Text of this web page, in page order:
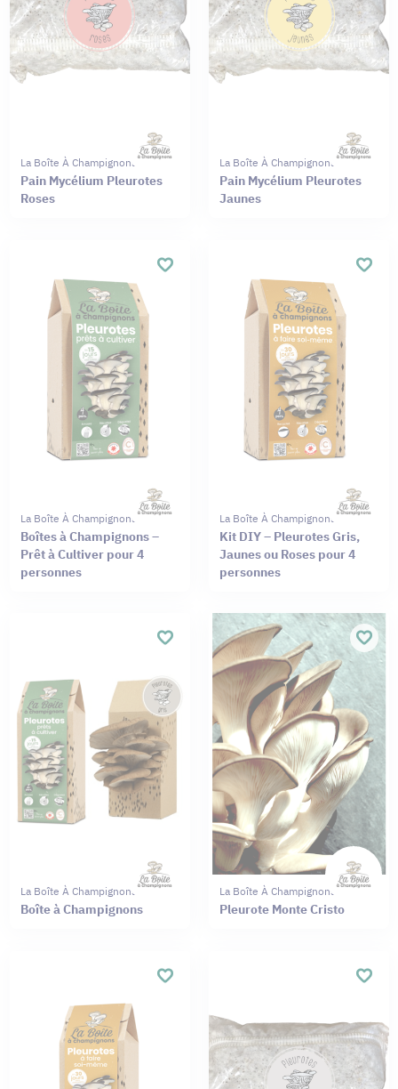
La Boîte À Champignons
Pain Mycélium Pleurotes
Roses
La Boîte À Champignons
Pain Mycélium Pleurotes
Jaunes
La Boîte À Champignons
Boîtes à Champignons –
Prêt à Cultiver pour 4
personnes
La Boîte À Champignons
Kit DIY – Pleurotes Gris,
Jaunes ou Roses pour 4
personnes
La Boîte À Champignons
Boîte à Champignons
La Boîte À Champignons
Pleurote Monte Cristo